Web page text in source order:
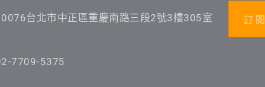
台北市中正區重慶南路三段2號3樓305室
7709-5375
訂